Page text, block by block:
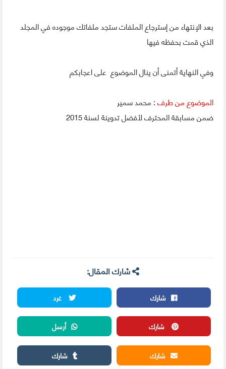
بعد الإنتهاء من إسترجاع الملفات ستجد ملفاتك موجوده في المجلد
الذي قمت بحفظه فيها
وفي النهاية أتمنى أن ينال الموضوع على اعجابكم
الموضوع من طرف: محمد سمير
ضمن مسابقة المحترف لأفضل تدوينة لسنة 2015
شارك المقال:
شارك
غرد
شارك
أرسل
شارك
شارك